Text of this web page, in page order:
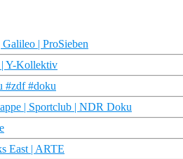
| ProSieben
| Y-Kollektiv
#zdf #doku
| Sportclub | NDR Doku
East | ARTE